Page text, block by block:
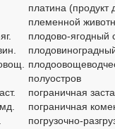
платина (продукт
племенной
плодово-ягодный
полуостров
пограничная
пограничная
погрузочно-